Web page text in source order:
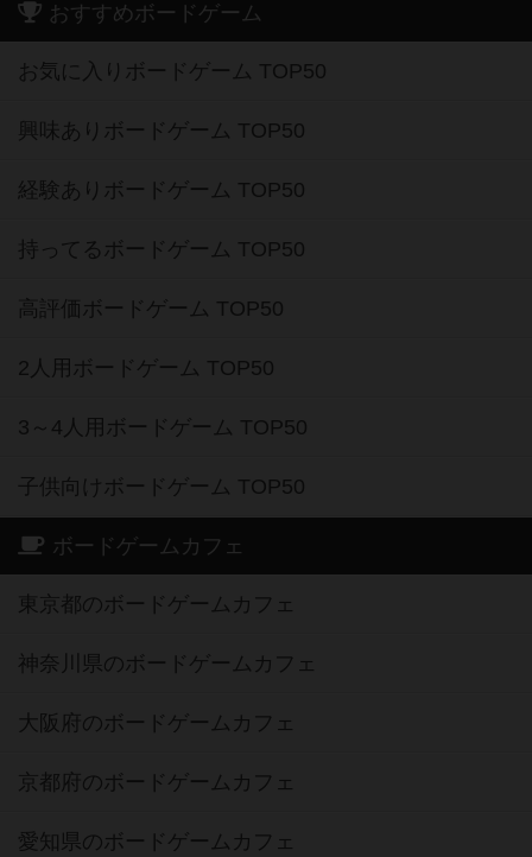
おすすめボードゲーム
お気に入りボードゲーム TOP50
興味ありボードゲーム TOP50
経験ありボードゲーム TOP50
持ってるボードゲーム TOP50
高評価ボードゲーム TOP50
2人用ボードゲーム TOP50
3～4人用ボードゲーム TOP50
子供向けボードゲーム TOP50
ボードゲームカフェ
東京都のボードゲームカフェ
神奈川県のボードゲームカフェ
大阪府のボードゲームカフェ
京都府のボードゲームカフェ
愛知県のボードゲームカフェ